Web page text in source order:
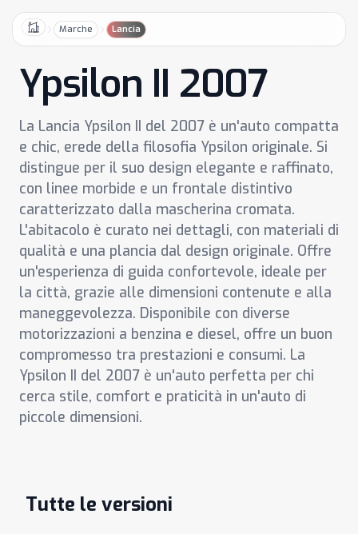
HomeMarche Lancia
Ypsilon II 2007
La Lancia Ypsilon II del 2007 è un'auto compatta
e chic, erede della filosofia Ypsilon originale. Si
distingue per il suo design elegante e raffinato,
con linee morbide e un frontale distintivo
caratterizzato dalla mascherina cromata.
L'abitacolo è curato nei dettagli, con materiali di
qualità e una plancia dal design originale. Offre
un'esperienza di guida confortevole, ideale per
la città, grazie alle dimensioni contenute e alla
maneggevolezza. Disponibile con diverse
motorizzazioni a benzina e diesel, offre un buon
compromesso tra prestazioni e consumi. La
Ypsilon II del 2007 è un'auto perfetta per chi
cerca stile, comfort e praticità in un'auto di
piccole dimensioni.
Tutte le versioni